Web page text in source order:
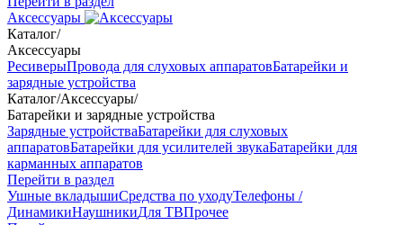
Аксессуары
Каталог/
Аксессуары
РесиверыПровода для слуховых аппаратовБатарейки и
зарядные устройства
Каталог/Аксессуары/
Батарейки и зарядные устройства
Зарядные устройстваБатарейки для слуховых
аппаратовБатарейки для усилителей звукаБатарейки для
карманных аппаратов
Перейти в раздел
Ушные вкладышиСредства по уходуТелефоны /
ДинамикиНаушникиДля ТВПрочее